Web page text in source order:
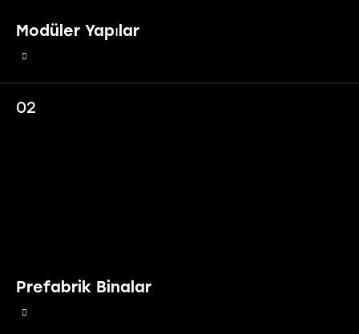
Modüler Yapılar
02
Prefabrik Binalar